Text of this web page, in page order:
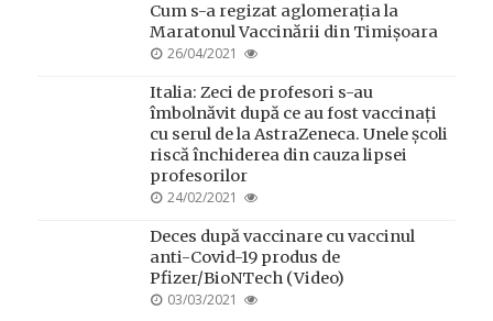
Cum s-a regizat aglomerația la
Maratonul Vaccinării din Timișoara
POSTED
26/04/2021
Italia: Zeci de profesori s-au
îmbolnăvit după ce au fost vaccinați
cu serul de la AstraZeneca. Unele școli
riscă închiderea din cauza lipsei
profesorilor
POSTED
24/02/2021
Deces după vaccinare cu vaccinul
anti-Covid-19 produs de
Pfizer/BioNTech (Video)
POSTED
03/03/2021